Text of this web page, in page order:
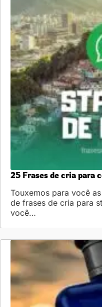
25 Frases de cria para
Touxemos para você
de frases de cria para
você…